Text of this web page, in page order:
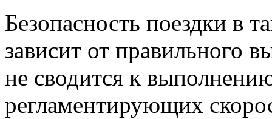
Безопасность поездки в
зависит от правильного
не сводится к
регламентирующих